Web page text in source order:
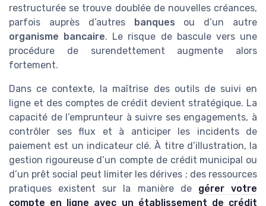
restructurée se trouve doublée de nouvelles créances,
parfois auprès d’autres banques ou d’un autre
organisme bancaire. Le risque de bascule vers une
procédure de surendettement augmente alors
fortement.
Dans ce contexte, la maîtrise des outils de suivi en
ligne et des comptes de crédit devient stratégique. La
capacité de l’emprunteur à suivre ses engagements, à
contrôler ses flux et à anticiper les incidents de
paiement est un indicateur clé. À titre d’illustration, la
gestion rigoureuse d’un compte de crédit municipal ou
d’un prêt social peut limiter les dérives ; des ressources
pratiques existent sur la manière de gérer votre
compte en ligne avec un établissement de crédit